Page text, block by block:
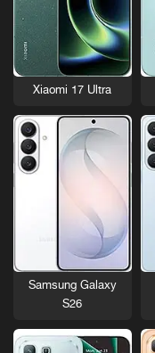
Xiaomi 17 Ultra
Samsung Galaxy
S26